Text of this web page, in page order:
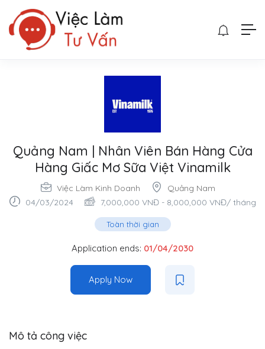
Quảng Nam | Nhân Viên Bán Hàng Cửa
Hàng Giấc Mơ Sữa Việt Vinamilk
Việc Làm Kinh Doanh
Quảng Nam
04/03/2024
7,000,000 VNĐ- 8,000,000 VNĐ/ tháng
Toàn thời gian
Application ends: 01/04/2030
Apply Now
Mô tả công việc